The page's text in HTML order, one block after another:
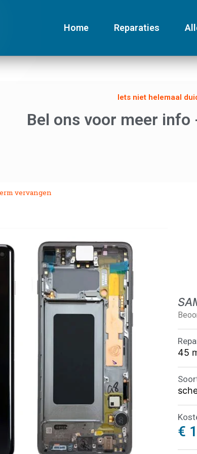
Home Reparaties
Iets niet helemaal
Bel ons voor meer info
vervangen
45
€